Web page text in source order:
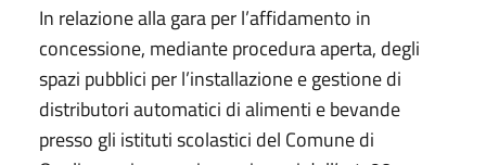
In relazione alla gara per l’affidamento in
concessione, mediante procedura aperta, degli
spazi pubblici per l’installazione e gestione di
distributori automatici di alimenti e bevande
presso gli istituti scolastici del Comune di